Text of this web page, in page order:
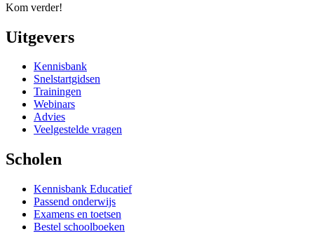
Kom verder!
Uitgevers
Kennisbank
Snelstartgidsen
Trainingen
Webinars
Advies
Veelgestelde vragen
Scholen
Kennisbank Educatief
Passend onderwijs
Examens en toetsen
Bestel schoolboeken